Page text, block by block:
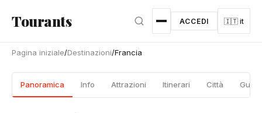
Tourants ACCEDI 🇮🇹 it
Pagina iniziale/Destinazioni/Francia
Panoramica Info Attrazioni Itinerari Città Guide